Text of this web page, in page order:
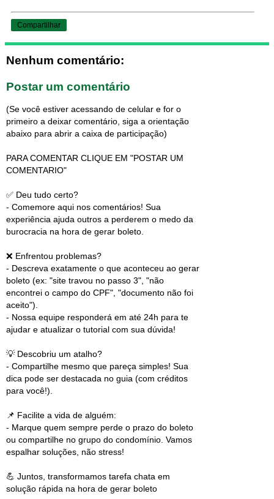
Compartilhar
Nenhum comentário:
Postar um comentário
(Se você estiver acessando de celular e for o
primeiro a deixar comentário, siga a orientação
abaixo para abrir a caixa de participação)
PARA COMENTAR CLIQUE EM "POSTAR UM
COMENTARIO"
✅ Deu tudo certo?
- Comemore aqui nos comentários! Sua
experiência ajuda outros a perderem o medo da
burocracia na hora de gerar boleto.
❌ Enfrentou problemas?
- Descreva exatamente o que aconteceu ao gerar
boleto (ex: "site travou no passo 3", "não
encontrei o campo do CPF", "documento não foi
aceito").
- Nossa equipe responderá em até 24h para te
ajudar e atualizar o tutorial com sua dúvida!
💡 Descobriu um atalho?
- Compartilhe mesmo que pareça simples! Sua
dica pode ser destacada no guia (com créditos
para você!).
📌 Facilite a vida de alguém:
- Marque quem sempre perde o prazo do boleto
ou compartilhe no grupo do condomínio. Vamos
espalhar soluções, não stress!
💪 Juntos, transformamos tarefa chata em
solução rápida na hora de gerar boleto